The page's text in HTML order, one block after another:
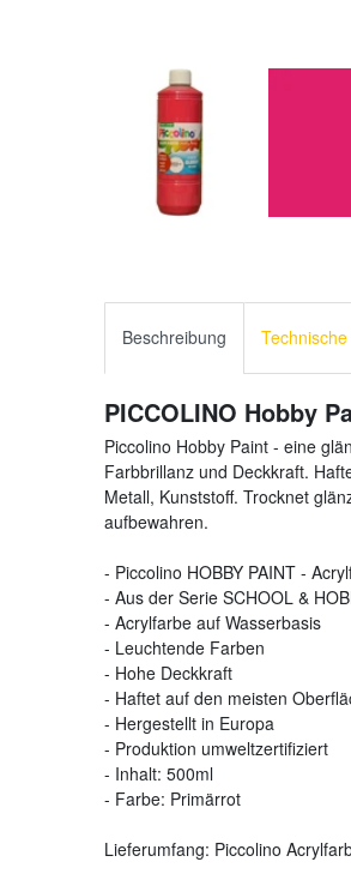
Beschreibung
PICCOLINO Hobby
Piccolino Hobby Paint - eine
Farbbrillanz und Deckkraft.
Metall, Kunststoff. Trocknet
aufbewahren.
- Piccolino HOBBY PAINT -
- Aus der Serie SCHOOL &
- Acrylfarbe auf Wasserbasis
- Leuchtende Farben
- Hohe Deckkraft
- Haftet auf den meisten
- Hergestellt in Europa
- Produktion umweltzertifiziert
- Inhalt: 500ml
- Farbe: Primärrot
Lieferumfang: Piccolino